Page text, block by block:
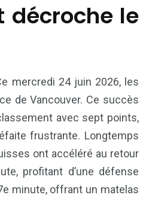
décroche le
mercredi 24 juin 2026, les
de Vancouver. Ce succès
avec sept points,
frustrante. Longtemps
ont accéléré au retour
profitant d’une défense
minute, offrant un matelas